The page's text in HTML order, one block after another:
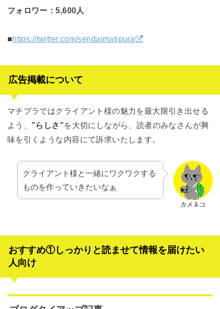
フォロワー：5,600人
■https://twitter.com/sendaimatipura
広告掲載について
マチプラではクライアント様の魅力を最大限引き出せる
よう、 ”らしさ”を大切にしながら、読者のみなさんが興
味を引くような内容にて訴求いたします。
クライアント様と一緒にワクワクする
ものを作っていきたいなぁ
おすすめ①しっかりと読ませて情報を届けたい
人向け